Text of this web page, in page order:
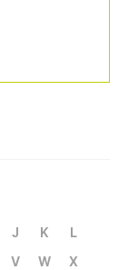
J K
L
V W
X